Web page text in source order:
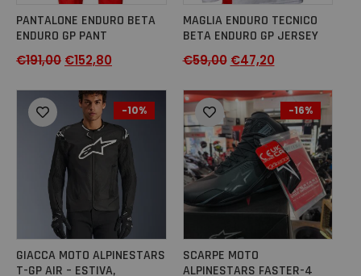
PANTALONE ENDURO BETA
ENDURO GP PANT
€191,00 €152,80
MAGLIA ENDURO TECNICO
BETA ENDURO GP JERSEY
€59,00 €47,20
-10%
GIACCA MOTO ALPINESTARS
T-GP AIR – ESTIVA,
-16%
SCARPE MOTO
ALPINESTARS FASTER-4